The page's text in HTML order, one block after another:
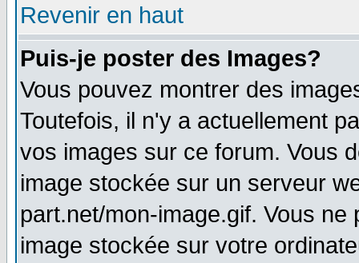
Revenir en haut
Puis-je poster des Images?
Vous pouvez montrer des
Toutefois, il n'y a actuellement
vos images sur ce forum. Vous
image stockée sur un serveur
part.net/mon-image.gif. Vous
image stockée sur votre